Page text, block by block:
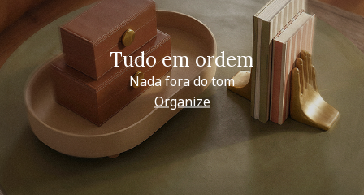
Tudo em ordem
Nada fora do tom
Organize